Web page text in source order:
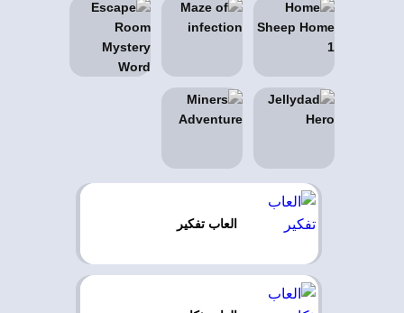
العاب تفكير